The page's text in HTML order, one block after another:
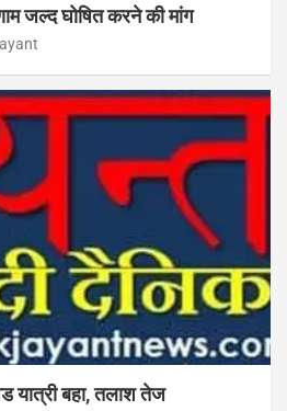
जल्द घोषित करने की मांग
यात्री बहा, तलाश तेज